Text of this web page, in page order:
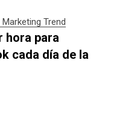
Marketing Trend
hora para
cada día de la